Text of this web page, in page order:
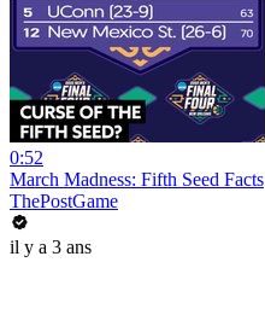
0:52
March Madness: Fifth Seed Facts
ThePostGame
il y a 3 ans